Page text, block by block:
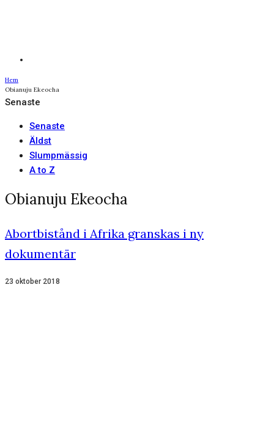
Hem
Obianuju Ekeocha
Senaste
Senaste
Äldst
Slumpmässig
A to Z
Obianuju Ekeocha
Abortbistånd i Afrika granskas i ny
dokumentär
23 oktober 2018